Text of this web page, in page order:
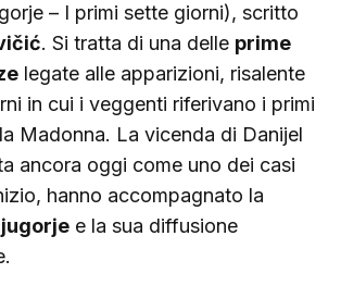
– I primi sette giorni), scritto
. Si tratta di una delle prime
legate alle apparizioni, risalente
in cui i veggenti riferivano i primi
Madonna. La vicenda di Danijel
ancora oggi come uno dei casi
hanno accompagnato la
e la sua diffusione